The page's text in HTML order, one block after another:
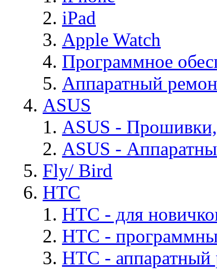
iPad
Apple Watch
Программное
Аппаратный
ASUS
ASUS -
ASUS -
Fly/ Bird
HTC
HTC - для
HTC -
HTC - аппаратный